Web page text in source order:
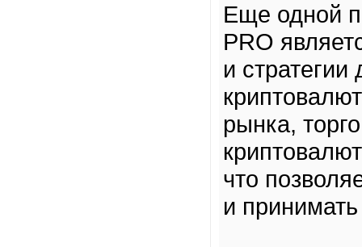
Еще одной
PRO
и стратегии
рынка,
что
и